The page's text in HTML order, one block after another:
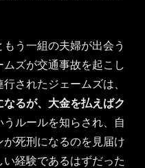
う一組の夫婦が出会う
ズが交通事故を起こし
されたジェームズは、
るが、大金を払えばク
うルールを知らされ、自
死刑になるのを見届け
経験であるはずだった